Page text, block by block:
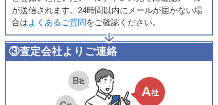
が送信されます。24時間以内にメールが届かない場
合はよくあるご質問 をご確認ください。
③査定会社よりご連絡